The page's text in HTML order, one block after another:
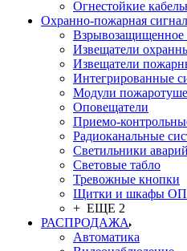
Огнестойкие
Охранно-пожарная
Взрывозащищенное
Извещатели
Извещатели
Интегрированные
Модули
Оповещатели
Приемо-
Радиоканальные
Светильники
Световые табло
Тревожные кнопки
Щитки и шкафы
+ ЕЩЕ 2
РАСПРОДАЖА
Автоматика